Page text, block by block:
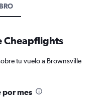
Cheapflights
tu vuelo a Brownsville
por mes